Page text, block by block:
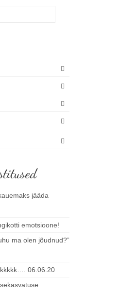
jääda
emotsioone!
ma olen jõudnud?”
06.06.20